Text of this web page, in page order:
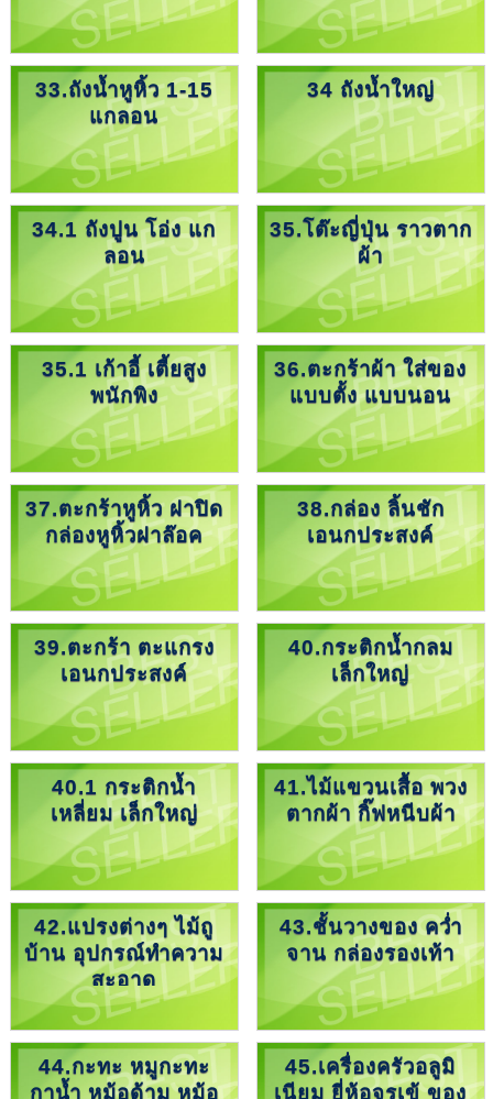
33.ถังน้ำหูหิ้ว 1-15
แกลอน
34 ถังน้ำใหญ่
34.1 ถังปูน โอ่ง แก
ลอน
35.โต๊ะญี่ปุ่น ราวตาก
ผ้า
35.1 เก้าอี้ เตี้ยสูง
พนักพิง
36.ตะกร้าผ้า ใส่ของ
แบบตั้ง แบบนอน
37.ตะกร้าหูหิ้ว ฝาปิด
กล่องหูหิ้วฝาล๊อค
38.กล่อง ลิ้นชัก
เอนกประสงค์
39.ตะกร้า ตะแกรง
เอนกประสงค์
40.กระติกน้ำกลม
เล็กใหญ่
40.1 กระติกน้ำ
เหลี่ยม เล็กใหญ่
41.ไม้แขวนเสื้อ พวง
ตากผ้า กิ๊ฟหนีบผ้า
42.แปรงต่างๆ ไม้ถู
บ้าน อุปกรณ์ทำความ
สะอาด
43.ชั้นวางของ คว่ำ
จาน กล่องรองเท้า
44.กะทะ หมูกะทะ
กาน้ำ หม้อด้าม หม้อ
45.เครื่องครัวอลูมิ
เนียม ยี่ห้อจรเข้ ของ